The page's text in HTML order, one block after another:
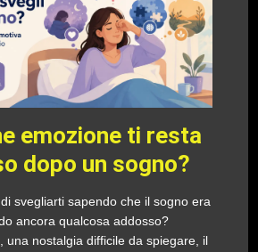
emozione ti resta
dopo un sogno?
svegliarti sapendo che il sogno era
ancora qualcosa addosso?
una nostalgia difficile da spiegare, il